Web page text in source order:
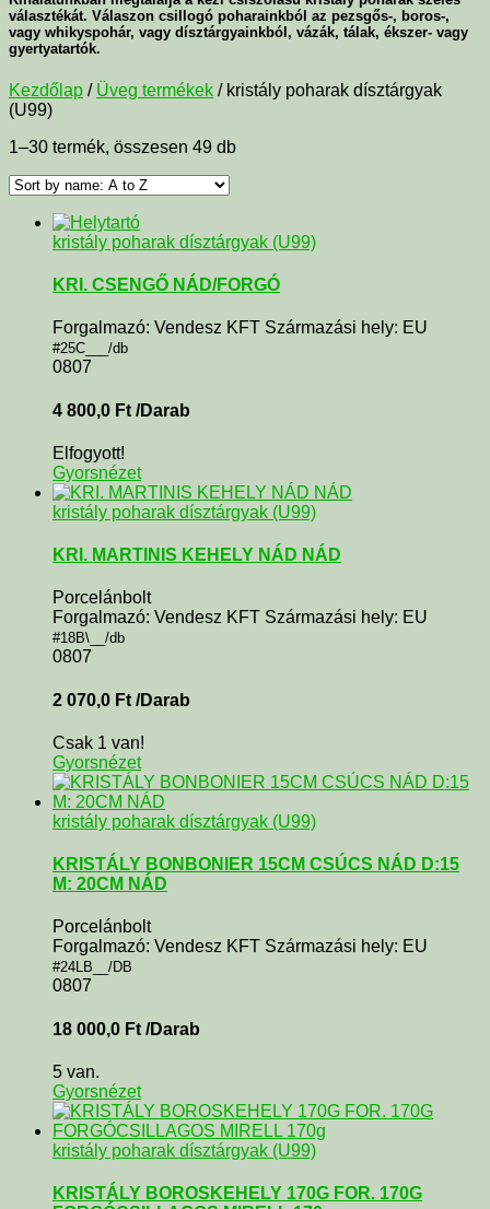
választékát. Válaszon csillogó poharainkból az pezsgős-, boros-,
vagy whikyspohár, vagy dísztárgyainkból, vázák, tálak, ékszer- vagy
gyertyatartók.
Kezdőlap / Üveg termékek / kristály poharak dísztárgyak
(U99)
1–30 termék, összesen 49 db
kristály poharak dísztárgyak (U99)
KRI. CSENGŐ NÁD/FORGÓ
Forgalmazó: Vendesz KFT Származási hely: EU
#25C___/db
0807
4 800,0 Ft /Darab
Elfogyott!
Gyorsnézet
kristály poharak dísztárgyak (U99)
KRI. MARTINIS KEHELY NÁD NÁD
Porcelánbolt
Forgalmazó: Vendesz KFT Származási hely: EU
#18B\__/db
0807
2 070,0 Ft /Darab
Csak 1 van!
Gyorsnézet
kristály poharak dísztárgyak (U99)
KRISTÁLY BONBONIER 15CM CSÚCS NÁD D:15
M: 20CM NÁD
Porcelánbolt
Forgalmazó: Vendesz KFT Származási hely: EU
#24LB__/DB
0807
18 000,0 Ft /Darab
5 van.
Gyorsnézet
kristály poharak dísztárgyak (U99)
KRISTÁLY BOROSKEHELY 170G FOR. 170G